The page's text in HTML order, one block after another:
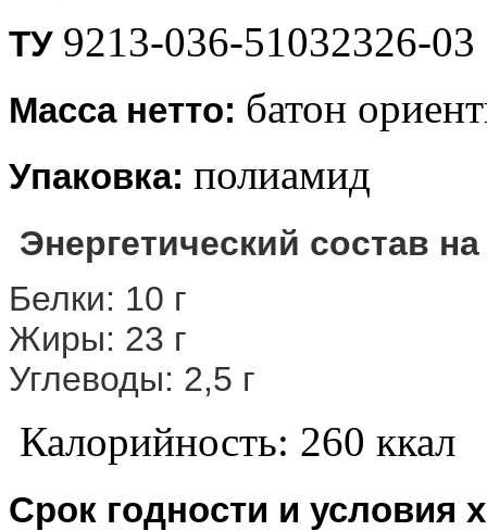
ТУ 9213-036-51032326-03
Масса нетто: батон
Упаковка: полиамид
Энергетический состав на
Белки: 10 г
Жиры: 23 г
Углеводы: 2,5 г
Калорийность: 260 ккал
Срок годности и условия